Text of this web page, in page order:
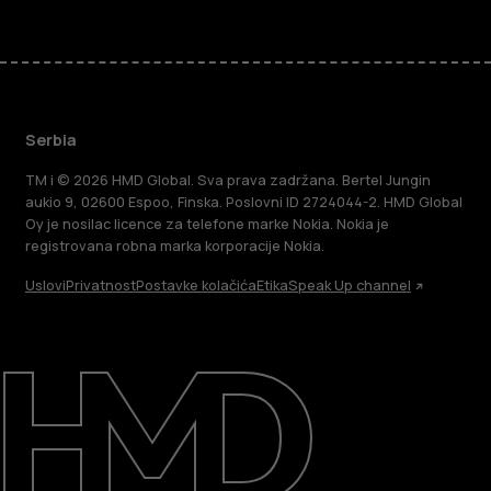
O kompaniji
Podrška
Serbia
TM i © 2026 HMD Global. Sva prava zadržana. Bertel Jungin
aukio 9, 02600 Espoo, Finska. Poslovni ID 2724044-2. HMD Global
Oy je nosilac licence za telefone marke Nokia. Nokia je
registrovana robna marka korporacije Nokia.
UsloviPrivatnostPostavke kolačićaEtikaSpeak Up channel